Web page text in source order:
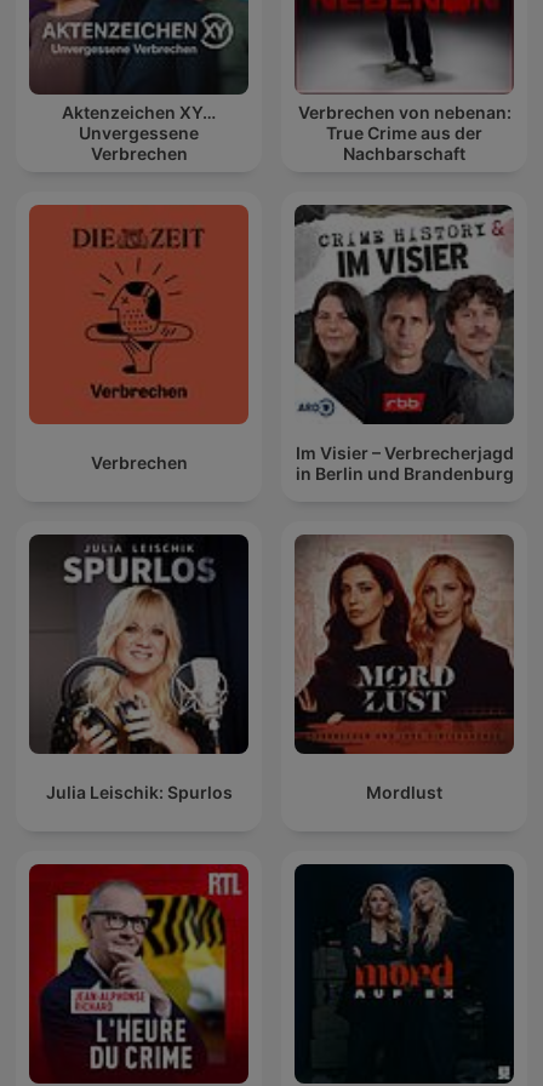
macabro, escalofriante, misterio, oscuridad, relatos de miedo,
cuentos de terror, narraciones espeluznantes, experiencias
aterradoras, sucesos paranormales, películas de terror,
literatura de terror, folclore, lo desconocido, lo oculto, lo
siniestro, lo tenebroso, lo espeluznante, lo aterrador, lo
horripilante, lo lúgubre, lo sombrío, lo pavoroso, lo inquietante,
lo perturbador, lo fantasmal, lo espectral, lo demoníaco, lo
enigmático, lo arcano, lo oscuro.
Conviértete en un supporter de este podcast:
https://www.spreaker.com/podcast/historias-de-terror-
-6516861/support .
Aktenzeichen XY…
Unvergessene
Verbrechen
Verbrechen von nebenan:
True Crime aus der
Nachbarschaft
Verbrechen
Im Visier – Verbrecherjagd
in Berlin und Brandenburg
Julia Leischik: Spurlos Mordlust